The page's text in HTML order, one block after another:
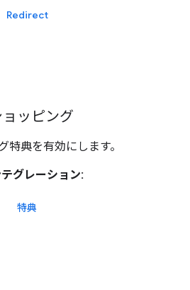
Redirect
ョッピング
特典を有効にします。
グレーション:
特典